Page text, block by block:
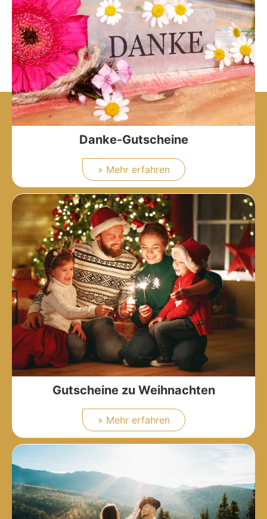
Danke-Gutscheine
» Mehr erfahren
Gutscheine zu Weihnachten
» Mehr erfahren